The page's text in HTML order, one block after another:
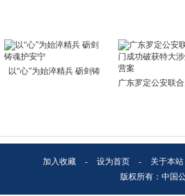
以“心”为始淬精兵 砺剑铸
广东罗定公安联
加入收藏 - 设为首页 -
关于本站
版权所有：中国